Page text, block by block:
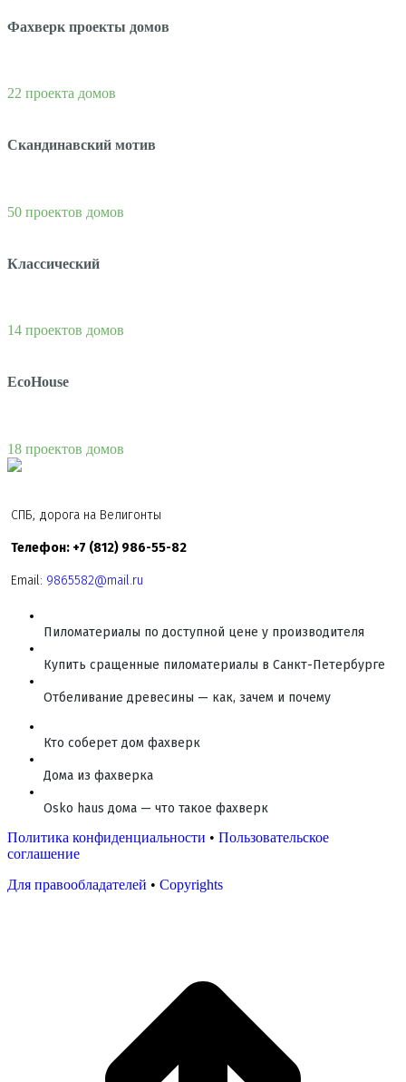
Фахверк проекты домов
22 проекта домов
Скандинавский мотив
50 проектов домов
Классический
14 проектов домов
EcoHouse
18 проектов домов
СПБ, дорога на Велигонты
Телефон: +7 (812) 986-55-82
Email: 9865582@mail.ru
Пиломатериалы по доступной цене у производителя
Купить сращенные пиломатериалы в Санкт-Петербурге
Отбеливание древесины — как, зачем и почему
Кто соберет дом фахверк
Дома из фахверка
Osko haus дома — что такое фахверк
Политика конфиденциальности • Пользовательское
соглашение
Для правообладателей • Copyrights